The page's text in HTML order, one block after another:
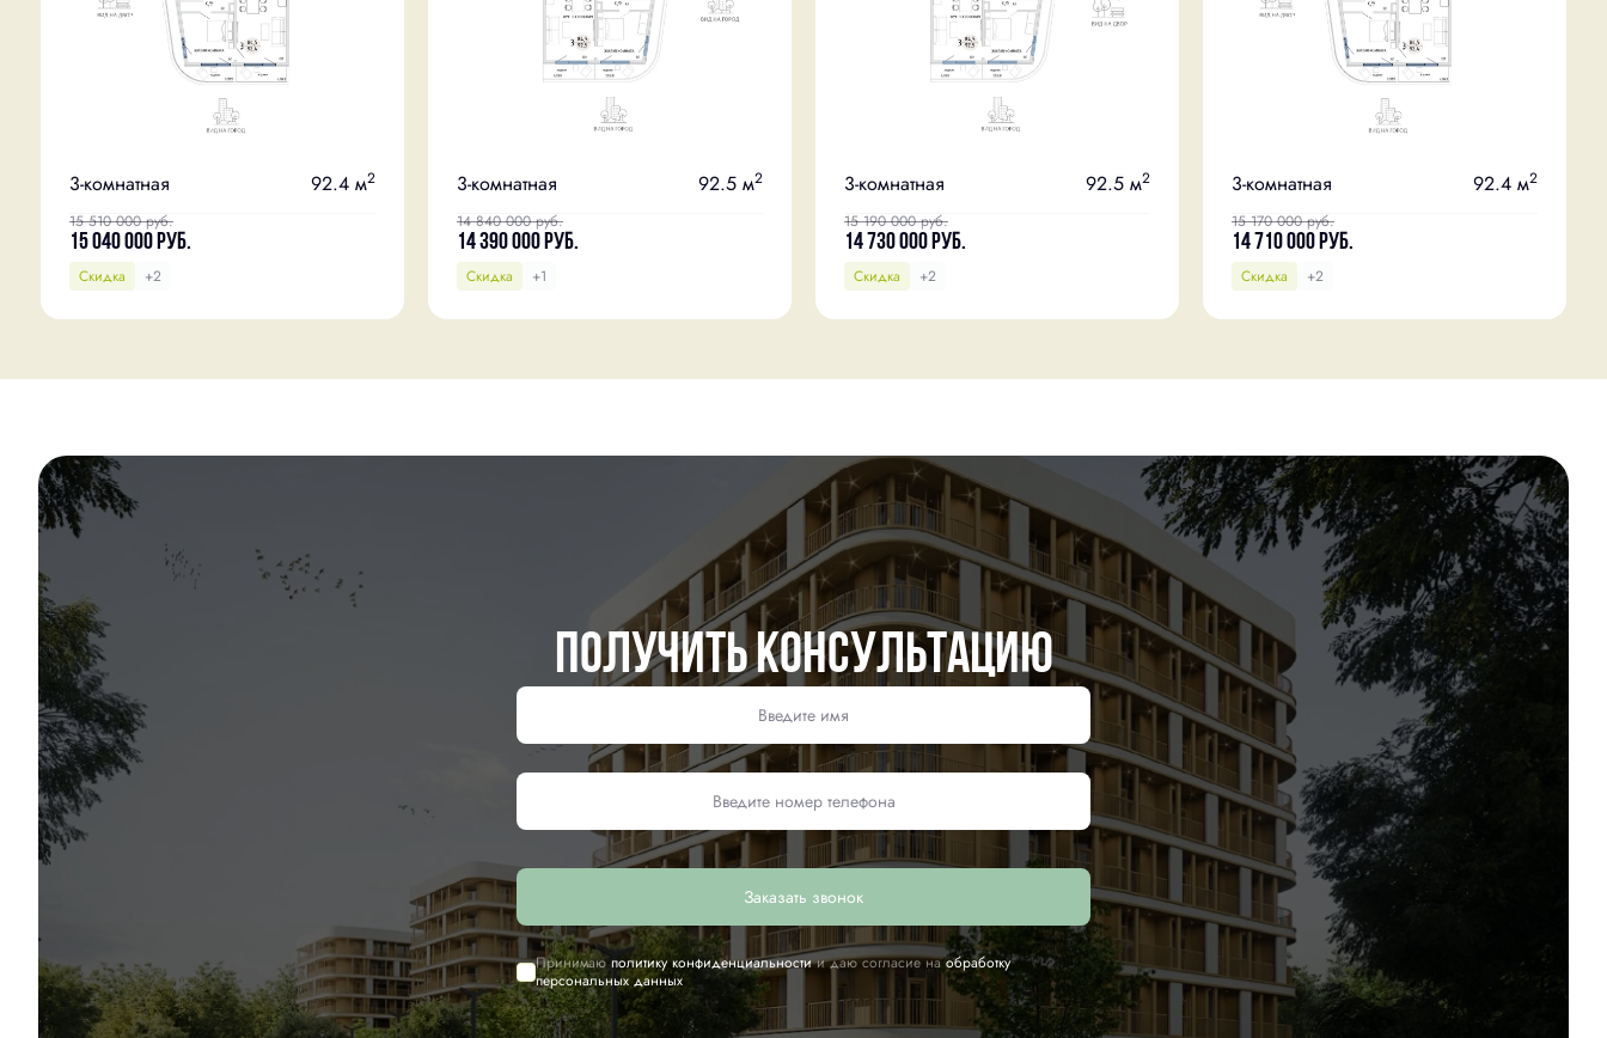
3-комнатная 92.4 м2
15 510 000руб.
15 040 000руб.
Скидка +2
3-комнатная 92.5 м2
14 840 000руб.
14 390 000руб.
Скидка +1
3-комнатная 92.5 м2
15 190 000руб.
14 730 000руб.
Скидка +2
3-комнатная 92.4 м2
15 170 000руб.
14 710 000руб.
Скидка +2
Получить консультацию
Заказать звонок
Принимаюполитику конфиденциальностии даю согласие наобработку
персональных данных